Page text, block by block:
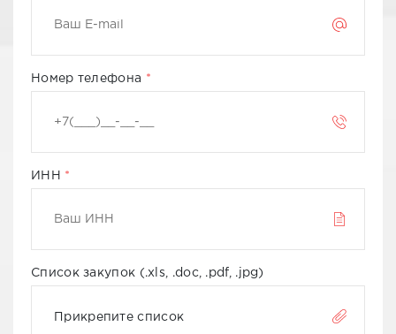
Номер телефона
ИНН
Список закупок (.xls, .doc, .pdf, .jpg)
Прикрепите список